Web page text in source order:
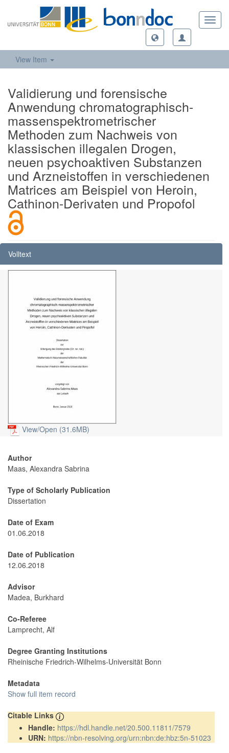
View Item
Validierung und forensische
Anwendung chromatographisch-
massenspektrometrischer
Methoden zum Nachweis von
klassischen illegalen Drogen,
neuen psychoaktiven Substanzen
und Arzneistoffen in verschiedenen
Matrices am Beispiel von Heroin,
Cathinon-Derivaten und Propofol
Volltext
View/Open (31.6MB)
Author
Maas, Alexandra Sabrina
Type of Scholarly Publication
Dissertation
Date of Exam
01.06.2018
Date of Publication
12.06.2018
Advisor
Madea, Burkhard
Co-Referee
Lamprecht, Alf
Degree Granting Institutions
Rheinische Friedrich-Wilhelms-Universität Bonn
Metadata
Show full item record
Citable Links
Handle: https://hdl.handle.net/20.500.11811/7579
URN: https://nbn-resolving.org/urn:nbn:de:hbz:5n-51023